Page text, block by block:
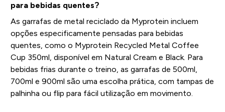
para bebidas quentes?
As garrafas de metal reciclado da Myprotein incluem
opções especificamente pensadas para bebidas
quentes, como o Myprotein Recycled Metal Coffee
Cup 350ml, disponível em Natural Cream e Black. Para
bebidas frias durante o treino, as garrafas de 500ml,
700ml e 900ml são uma escolha prática, com tampas de
palhinha ou flip para fácil utilização em movimento.